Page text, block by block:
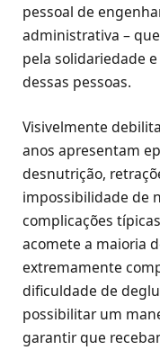
pessoal de
administrativa –
pela solidariedade
dessas pessoas.
Visivelmente
anos apresentam
desnutrição,
impossibilidade de
complicações
acomete a maioria
extremamente
dificuldade de
possibilitar um
garantir que